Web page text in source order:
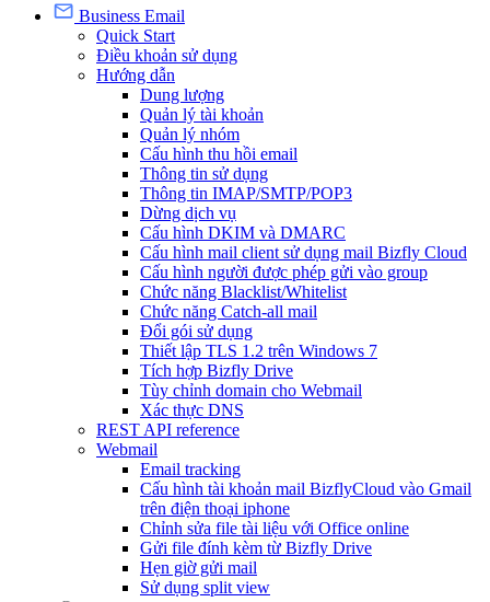
Business Email
Quick Start
Điều khoản sử dụng
Hướng dẫn
Dung lượng
Quản lý tài khoản
Quản lý nhóm
Cấu hình thu hồi email
Thông tin sử dụng
Thông tin IMAP/SMTP/POP3
Dừng dịch vụ
Cấu hình DKIM và DMARC
Cấu hình mail client sử dụng mail Bizfly Cloud
Cấu hình người được phép gửi vào group
Chức năng Blacklist/Whitelist
Chức năng Catch-all mail
Đổi gói sử dụng
Thiết lập TLS 1.2 trên Windows 7
Tích hợp Bizfly Drive
Tùy chỉnh domain cho Webmail
Xác thực DNS
REST API reference
Webmail
Email tracking
Cấu hình tài khoản mail BizflyCloud vào Gmail
trên điện thoại iphone
Chỉnh sửa file tài liệu với Office online
Gửi file đính kèm từ Bizfly Drive
Hẹn giờ gửi mail
Sử dụng split view